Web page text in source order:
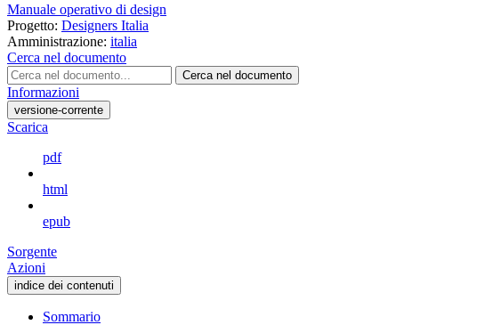
Manuale operativo di design
Progetto: Designers Italia
Amministrazione: italia
Cerca nel documento
Cerca nel documento
Informazioni
versione-corrente
Scarica
pdf
html
epub
Sorgente
Azioni
indice dei contenuti
Sommario